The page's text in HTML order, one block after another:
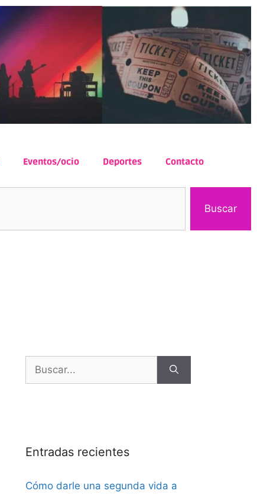
Eventos/ocio Deportes Contacto
Buscar
Entradas recientes
Cómo darle una segunda vida a